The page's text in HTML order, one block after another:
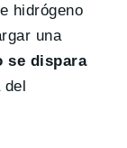
hidrógeno
una
se dispara
del